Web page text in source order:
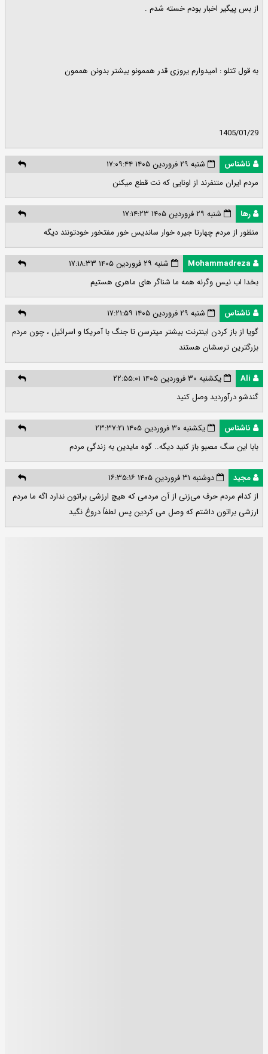
از بس پیگیر اخبار بودم خسته شدم .
به قول تتلو : امیدوارم یروزی قدر هممونو بیشتر بدونن هممون
1405/01/29
ناشناس
شنبه ۲۹ فروردین ۱۴۰۵ ۱۷:۰۹:۴۴
مردم ایران متنفرند از اونایی که نت قطع میکنن
رها
شنبه ۲۹ فروردین ۱۴۰۵ ۱۷:۱۴:۲۳
منظور از مردم چهارتا جیره خوار ساندیس خور مفتخور خودتونند دیگه
شنبه ۲۹ فروردین ۱۴۰۵ ۱۷:۱۸:۳۳
بخدا اب نیس وگرنه همه ما شناگر های ماهری هستیم
ناشناس
شنبه ۲۹ فروردین ۱۴۰۵ ۱۷:۲۱:۵۹
گویا از باز کردن اینترنت بیشتر میترسن تا جنگ با آمریکا و اسرائیل ، چون مردم
بزرگترین ترسشان هستند
یکشنبه ۳۰ فروردین ۱۴۰۵ ۲۲:۵۵:۰۱
گندشو درآوردید وصل کنید
ناشناس
یکشنبه ۳۰ فروردین ۱۴۰۵ ۲۳:۳۷:۲۱
بابا این سگ مصبو باز کنید دیگه.. گوه مایدین به زندگی مردم
مجید
دوشنبه ۳۱ فروردین ۱۴۰۵ ۱۶:۳۵:۱۶
از کدام مردم حرف می‌زنی از آن مردمی که هیچ ارزشی براتون ندارد اگه ما مردم
ارزشی براتون داشتم که وصل می کردین پس لطفاً دروغ نگید